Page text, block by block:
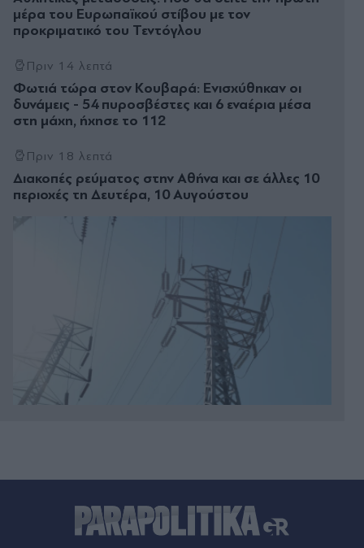
μέρα του Ευρωπαϊκού στίβου με τον
προκριματικό του Τεντόγλου
Πριν 14 λεπτά
Φωτιά τώρα στον Κουβαρά: Ενισχύθηκαν οι
δυνάμεις - 54 πυροσβέστες και 6 εναέρια μέσα
στη μάχη, ήχησε το 112
Πριν 18 λεπτά
Διακοπές ρεύματος στην Αθήνα και σε άλλες 10
περιοχές τη Δευτέρα, 10 Αυγούστου
Πριν 19 λεπτά